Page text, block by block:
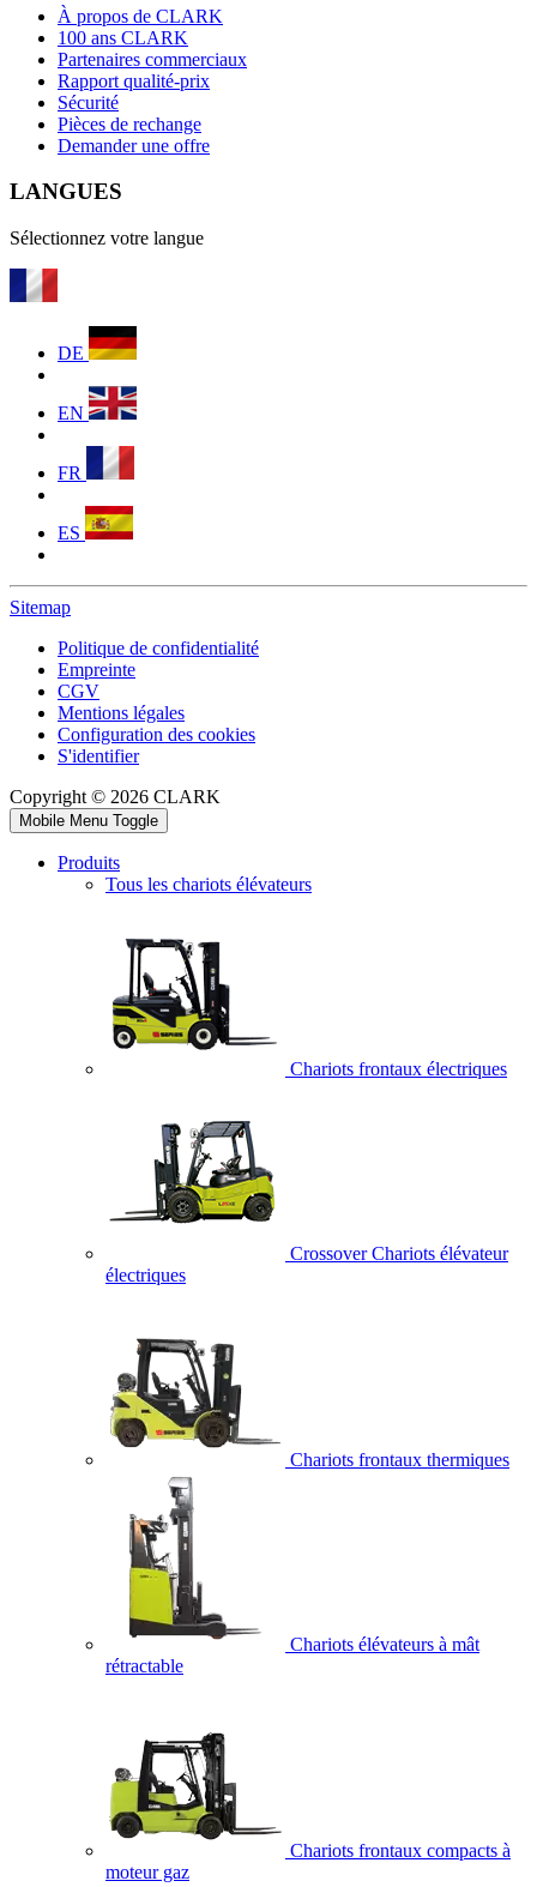
À propos de CLARK
100 ans CLARK
Partenaires commerciaux
Rapport qualité-prix
Sécurité
Pièces de rechange
Demander une offre
LANGUES
Sélectionnez votre langue
DE
EN
FR
ES
Sitemap
Politique de confidentialité
Empreinte
CGV
Mentions légales
Configuration des cookies
S'identifier
Copyright © 2026 CLARK
Mobile Menu Toggle
Produits
Tous les chariots élévateurs
Chariots frontaux électriques
Crossover Chariots élévateur
électriques
Chariots frontaux thermiques
Chariots élévateurs à mât
rétractable
Chariots frontaux compacts à
moteur gaz